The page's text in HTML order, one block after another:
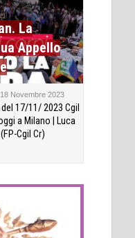
La
Appello
Novembre 2023
17/11/ 2023 Cgil
a Milano | Luca
Cgil Cr)